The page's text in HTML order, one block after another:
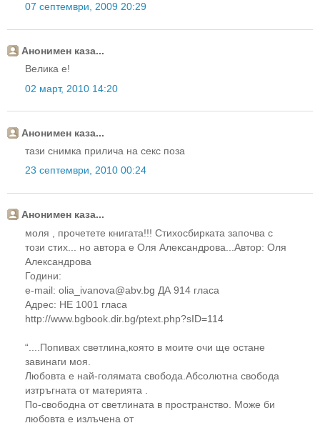
07 септември, 2009 20:29
Анонимен каза...
Велика е!
02 март, 2010 14:20
Анонимен каза...
тази снимка прилича на секс поза
23 септември, 2010 00:24
Анонимен каза...
моля , прочетете книгата!!! Стихосбирката започва с
този стих... но автора е Оля Александрова...Автор: Оля
Александрова
Години:
e-mail: olia_ivanova@abv.bg ДА 914 гласа
Адрес: НЕ 1001 гласа
http://www.bgbook.dir.bg/ptext.php?sID=114
“....Попивах светлина,която в моите очи ще остане
завинаги моя.
Любовта е най-голямата свобода.Абсолютна свобода
изтръгната от материята .
По-свободна от светлината в пространство. Може би
любовта е излъчена от